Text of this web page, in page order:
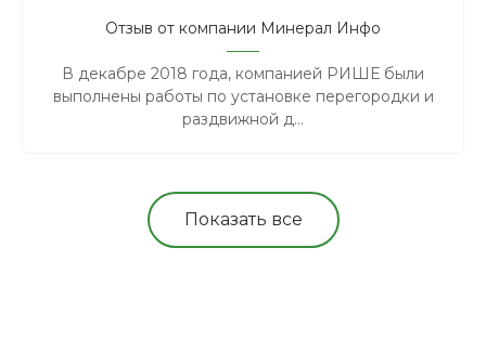
Отзыв от компании Минерал Инфо
В декабре 2018 года, компанией РИШЕ были
выполнены работы по установке перегородки и
раздвижной д...
Показать все